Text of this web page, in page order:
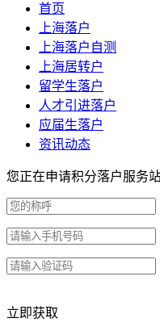
首页
上海落户
上海落户自测
上海居转户
留学生落户
人才引进落户
应届生落户
资讯动态
您正在申请积分落户服务
立即获取